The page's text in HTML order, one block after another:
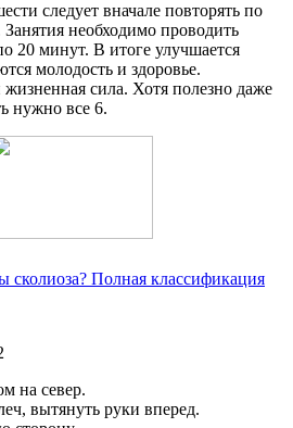
следует вначале повторять по
Занятия необходимо проводить
20 минут. В итоге улучшается
молодость и здоровье.
сила. Хотя полезно даже
нужно все 6.
Полная классификация
на север.
вытянуть руки вперед.